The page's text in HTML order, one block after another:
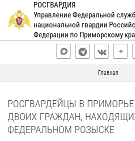
РОСГВАРДИЯ
Управление Федеральной
национальной гвардии
Федерации по Приморскому
Главная
РОСГВАРДЕЙЦЫ В
ДВОИХ ГРАЖДАН,
ФЕДЕРАЛЬНОМ РОЗЫСКЕ